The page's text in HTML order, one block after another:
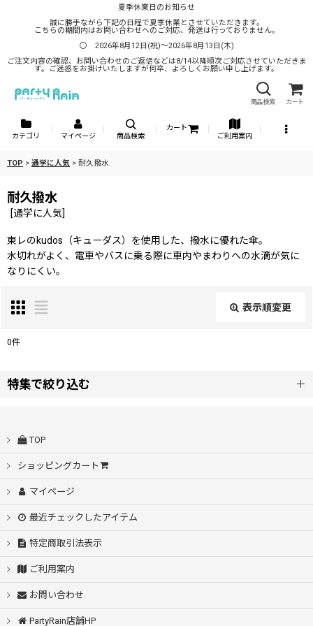
夏季休業日のお知らせ
誠に勝手ながら下記の日程で夏季休業とさせていただきます。
こちらの期間内はお問い合わせへのご対応、発送は行っておりません。
〇 2026年8月12日(祝)～2026年8月13日(木)
ご注文内容の確認、お問い合わせのご返信などは8/14以降順次ご対応させていただきま
す。ご迷惑をお掛けいたしますが何卒、よろしくお願い申し上げます。
商品検索 カート
カテゴリ マイページ 商品検索
カート
ご利用案内
TOP > 通学に人気 > 耐久撥水
耐久撥水
[通学に人気]
東レのkudos（キューダス）を使用した、撥水に優れた傘。
水切れがよく、電車やバスに乗る際に車内やまわりへの水滴が気に
なりにくい。
表示順変更
0件
特集で絞り込む
耐風設計
耐久撥水
TOP
ショッピングカート
マイページ
最近チェックしたアイテム
特定商取引法表示
ご利用案内
お問い合わせ
PartyRain店舗HP